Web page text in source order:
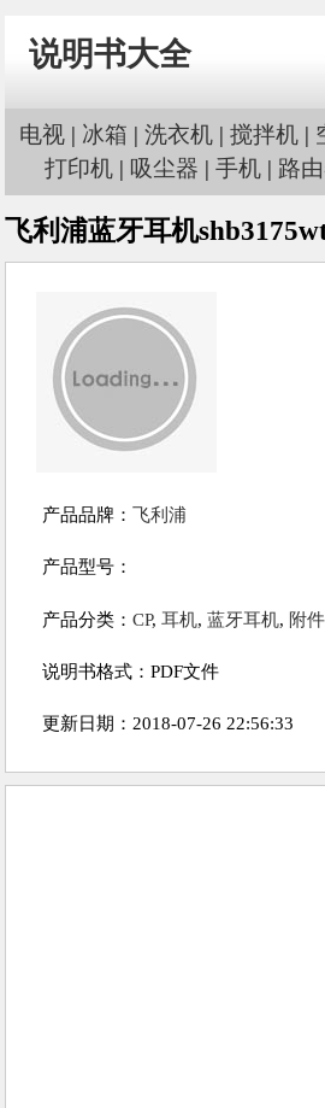
说明书大全
电视 | 冰箱 | 洗衣机 | 搅拌机 |
打印机 | 吸尘器 | 手机 | 路
飞利浦蓝牙耳机
产品品牌：飞利浦
产品型号：
产品分类：CP,耳机,蓝牙耳机, 附件
说明书格式：PDF文件
更新日期：2018-07-26 22:56:33